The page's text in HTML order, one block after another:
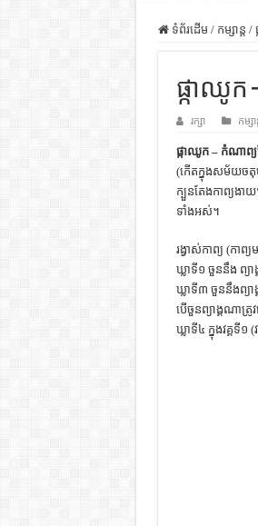
ទំព័រដើម / កម្សាន្ត /
ផ្កាឈូក
រក្សា កម្សា
ផ្កាឈូក – កំណាព្យខ្
(កើតក្នុងសម័យចតុ
ក្បួនតែងកាព្យងា
ទាំងអស់។
រង្វាស់កាព្យ (កាព្
ឃ្លាទី១ ចួននឹង ព្យា
ឃ្លាទី៣ ចួននឹងព្យា
បើចួនព្យាង្គណាត្រូ
ឃ្លាទី៤ ក្នុងវគ្គទី១